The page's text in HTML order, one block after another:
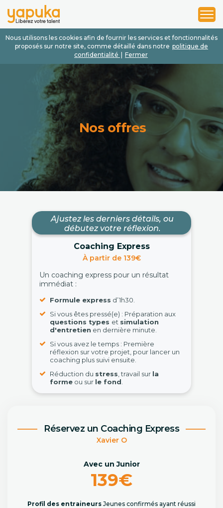
Nous utilisons les cookies afin de fournir les services et fonctionnalités
proposés sur notre site, comme détaillé dans notre politique de
confidentialité
Fermer
1
2
3
Nos offres
Ajustez les derniers détails, ou
débutez votre réflexion.
Coaching Express
À partir de 139€
Un coaching express pour un résultat
immédiat :
Formule express d’1h30.
Si vous êtes pressé(e) : Préparation aux
questions types et simulation
d'entretien en dernière minute.
Si vous avez le temps : Première
réflexion sur votre projet, pour lancer un
coaching plus suivi ensuite.
Réduction du stress , travail sur la
forme ou sur le fond
Réservez un Coaching Express
Xavier O
Avec un Junior
139€
Profil des entraineurs Jeunes confirmés ayant réussi